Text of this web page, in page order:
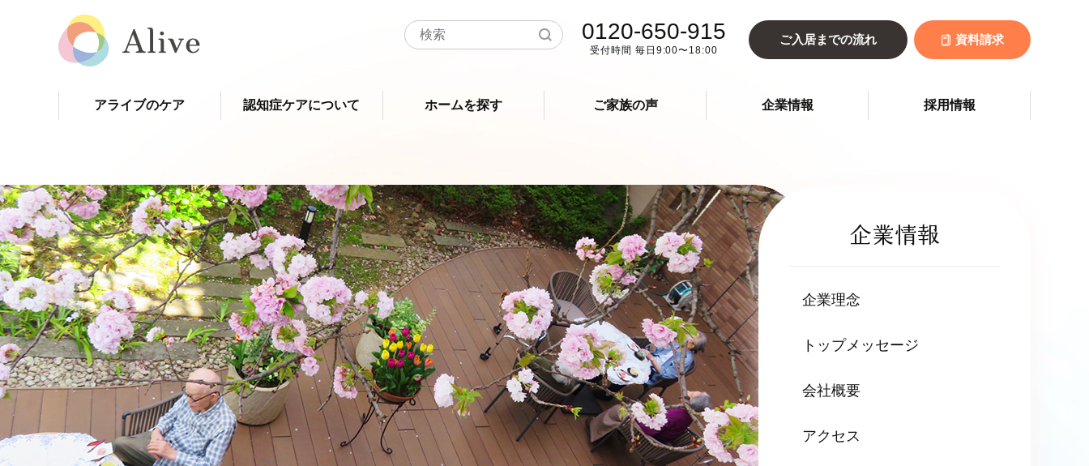
0120-650-915
受付時間 毎日9:00〜18:00
ご入居までの流れ 資料請求
アライブのケア 認知症ケアについて ホームを探す ご家族の声 企業情報 採用情報
企業情報
企業理念
トップメッセージ
会社概要
アクセス